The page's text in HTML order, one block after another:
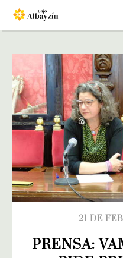
21 DE
PRENSA: